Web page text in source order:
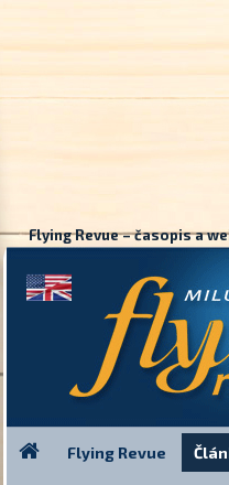
Flying Revue – časopis a
Flying Revue